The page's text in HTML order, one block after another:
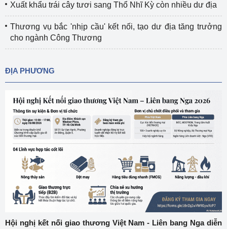
Xuất khẩu trái cây tươi sang Thổ Nhĩ Kỳ còn nhiều dư địa
Thương vụ bắc 'nhịp cầu' kết nối, tạo dư địa tăng trưởng
cho ngành Công Thương
ĐỊA PHƯƠNG
Hội nghị kết nối giao thương Việt Nam - Liên bang Nga diễn